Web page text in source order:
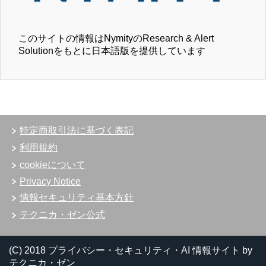
このサイトの情報はNymityのResearch & Alert
Solutionをもとに日本語版を提供しています
特定商取引法に基づく表記
利用規約
cookieについて
Privacy Notice
情報セキュリティ基本方針
テクニカ・ゼン公式
(C) 2018 プライバシー・セキュリティ・AI 情報サイト by
テクニカ・ゼン